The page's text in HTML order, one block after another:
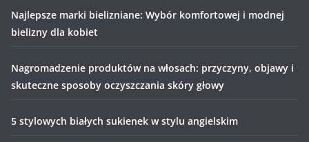
Najlepsze marki bielizniane: Wybór komfortowej i modnej
bielizny dla kobiet
Nagromadzenie produktów na włosach: przyczyny, objawy i
skuteczne sposoby oczyszczania skóry głowy
5 stylowych białych sukienek w stylu angielskim